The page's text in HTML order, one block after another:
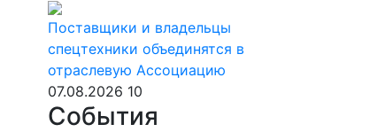
Поставщики и владельцы
спецтехники объединятся в
отраслевую Ассоциацию
07.08.2026 10
События